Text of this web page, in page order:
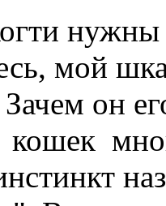
нужны
мой
он
кошек